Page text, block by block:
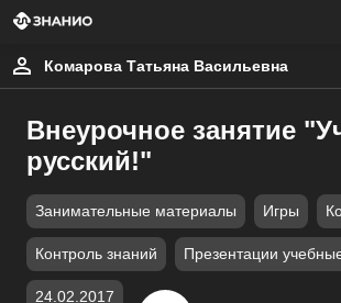
Комарова Татьяна Васильевна
Внеурочное занятие
русский!"
Занимательные материалы Игры
Контроль знаний Презентации
24.02.2017